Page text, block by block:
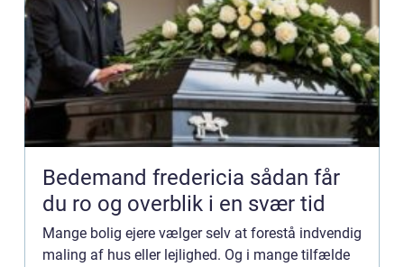
Bedemand fredericia sådan får
du ro og overblik i en svær tid
Mange bolig ejere vælger selv at forestå indvendig
maling af hus eller lejlighed. Og i mange tilfælde